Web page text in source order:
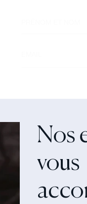
Nos
vous